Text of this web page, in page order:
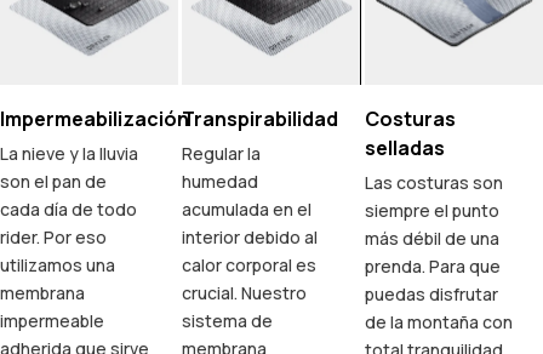
Impermeabilización
La nieve y la lluvia
son el pan de
cada día de todo
rider. Por eso
utilizamos una
membrana
impermeable
adherida que sirve
Transpirabilidad
Regular la
humedad
acumulada en el
interior debido al
calor corporal es
crucial. Nuestro
sistema de
membrana
Costuras
selladas
Las costuras son
siempre el punto
más débil de una
prenda. Para que
puedas disfrutar
de la montaña con